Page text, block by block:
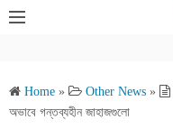
Home » Other News »
অভাবে গন্তব্যহীন জাহাজগুলো